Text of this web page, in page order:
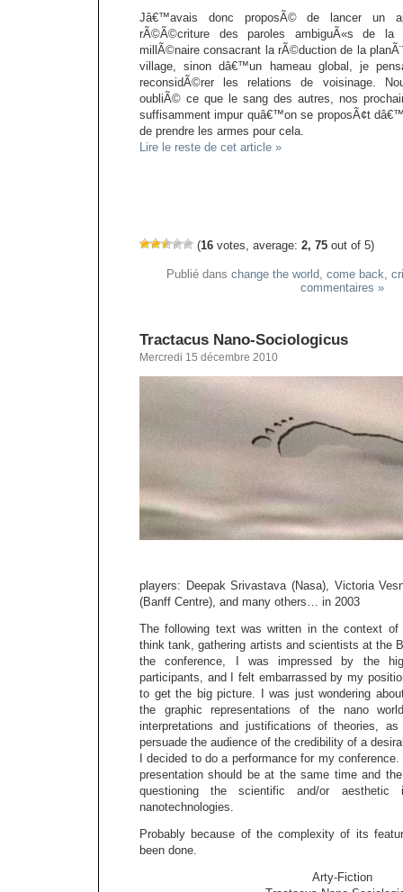
Jâ€™avais donc proposÃ© de lancer un
rÃ©Ã©criture des paroles ambiguÃ«s de la
millÃ©naire consacrant la rÃ©duction de la
village, sinon dâ€™un hameau global, je
reconsidÃ©rer les relations de voisinage.
oubliÃ© ce que le sang des autres, nos
suffisamment impur quâ€™on se proposÃ¢t
de prendre les armes pour cela.
Lire le reste de cet article »
(16 votes, average: 2, 75 out of 5)
Publié dans change the world, come back,
commentaires »
Tractacus Nano-Sociologicus
Mercredi 15 décembre 2010
players: Deepak Srivastava (Nasa), Victoria
(Banff Centre), and many others… in 2003
The following text was written in the context
think tank, gathering artists and scientists at the
the conference, I was impressed by the
participants, and I felt embarrassed by my
to get the big picture. I was just wondering
the graphic representations of the nano
interpretations and justifications of theories,
persuade the audience of the credibility of a
I decided to do a performance for my
presentation should be at the same time and
questioning the scientific and/or
nanotechnologies.
Probably because of the complexity of its
been done.
Arty-Fiction